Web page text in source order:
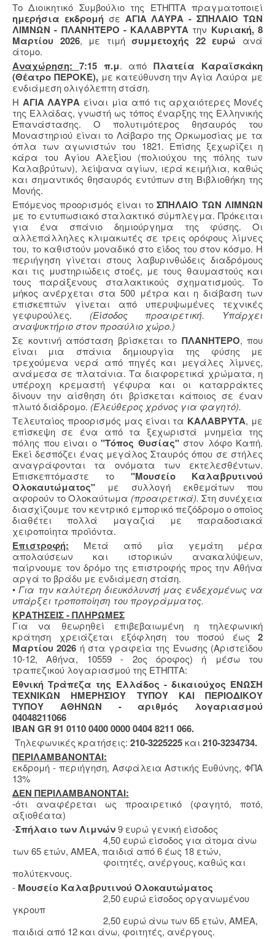
Το Διοικητικό Συμβούλιο της ΕΤΗΠΤΑ πραγματοποιεί
ημερήσια εκδρομήσε ΑΓΙΑ ΛΑΥΡΑ - ΣΠΗΛΑΙΟ ΤΩΝ
ΛΙΜΝΩΝ - ΠΛΑΝΗΤΕΡΟ - ΚΑΛΑΒΡΥΤΑ την Κυριακή, 8
Μαρτίου 2026, με τιμή συμμετοχής 22 ευρώ ανά
άτομο.
Αναχώρηση: 7:15 π.μ. απόΠλατεία Καραϊσκάκη
(Θέατρο ΠΕΡΟΚΕ),με κατεύθυνση την Αγία Λαύρα με
ενδιάμεση ολιγόλεπτη στάση.
Η ΑΓΙΑ ΛΑΥΡΑ είναι μία από τις αρχαιότερες Μονές
της Ελλάδας, γνωστή ως τόπος έναρξης της Ελληνικής
Επανάστασης. Ο πολυτιμότερος θησαυρός του
Μοναστηριού είναι το Λάβαρο της Ορκωμοσίας με τα
όπλα των αγωνιστών του 1821. Επίσης ξεχωρίζει η
κάρα του Αγίου Αλεξίου (πολιούχου της πόλης των
Καλαβρύτων), λείψανα αγίων, ιερά κειμήλια, καθώς
και σημαντικός θησαυρός εντύπων στη Βιβλιοθήκη της
Μονής.
Επόμενος προορισμός είναι τοΣΠΗΛΑΙΟ ΤΩΝ ΛΙΜΝΩΝ
με το εντυπωσιακό σταλακτικό σύμπλεγμα. Πρόκειται
για ένα σπάνιο δημιούργημα της φύσης. Οι
αλλεπάλληλες κλιμακωτές σε τρεις ορόφους λίμνες
του, το καθιστούν μοναδικό στο είδος του στον κόσμο. Η
περιήγηση γίνεται στους λαβυρινθώδεις διαδρόμους
και τις μυστηριώδεις στοές, με τους θαυμαστούς και
τους παράξενους σταλακτικούς σχηματισμούς. Το
μήκος ανέρχεται στα 500 μέτρα και η διάβαση των
επισκεπτών γίνεται από υπερυψωμένες τεχνικές
γεφυρούλες. (Είσοδος προαιρετική. Υπάρχει
αναψυκτήριο στον προαύλιο χώρο.)
Σε κοντινή απόσταση βρίσκεται το ΠΛΑΝΗΤΕΡΟ, που
είναι μια σπάνια δημιουργία της φύσης με
τρεχούμενα νερά από πηγές και μεγάλες λίμνες,
ανάμεσα σε πλατάνια. Τα διαφορετικά χρώματα, η
υπέροχη κρεμαστή γέφυρα και οι καταρράκτες
δίνουν την αίσθηση ότι βρίσκεται κάποιος σε έναν
πλωτό διάδρομο. (Ελεύθερος χρόνος για φαγητό).
Τελευταίος προορισμός μας είναι τα ΚΑΛΑΒΡΥΤΑ, με
επίσκεψη σε ένα από τα ξεχωριστά μνημεία της
πόλης που είναι ο "Τόπος Θυσίας"στον λόφο Καπή.
Εκεί δεσπόζει ένας μεγάλος Σταυρός όπου σε στήλες
αναγράφονται τα ονόματα των εκτελεσθέντων.
Επισκεπτόμαστε το "Μουσείο Καλαβρυτινού
Ολοκαυτώματος" με συλλογή εκθεμάτων που
αφορούν το Ολοκαύτωμα (προαιρετικά). Στη συνέχεια
διασχίζουμε τον κεντρικό εμπορικό πεζόδρομο ο οποίος
διαθέτει πολλά μαγαζιά με παραδοσιακά
χειροποίητα προϊόντα.
Επιστροφή: Μετά από μία γεμάτη μέρα
απολαύσεων και ιστορικών ανακαλύψεων,
παίρνουμε τον δρόμο της επιστροφής προς την Αθήνα
αργά το βράδυ με ενδιάμεση στάση.
• Για την καλύτερη διευκόλυνσή μας ενδεχομένως να
υπάρξει τροποποίηση του προγράμματος.
KΡΑΤΗΣΕΙΣ - ΠΛΗΡΩΜΕΣ
Για να θεωρηθεί επιβεβαιωμένη η τηλεφωνική
κράτηση χρειάζεται εξόφληση του ποσού έως 2
Μαρτίου 2026 ή στα γραφεία της Ένωσης (Αριστείδου
10-12, Αθήνα, 10559 - 2ος όροφος) ή μέσω του
τραπεζικού λογαριασμού της ΕΤΗΠΤΑ:
Εθνική Τράπεζα της Ελλάδος - δικαιούχος ΕΝΩΣΗ
ΤΕΧΝΙΚΩΝ ΗΜΕΡΗΣΙΟΥ ΤΥΠΟΥ ΚΑΙ ΠΕΡΙΟΔΙΚΟΥ
ΤΥΠΟΥ ΑΘΗΝΩΝ - αριθμός λογαριασμού
04048211066
IBAN GR 91 0110 0400 0000 0404 8211 066.
Τηλεφωνικές κρατήσεις: 210-3225225και 210-3234734.
ΠΕΡΙΛΑΜΒΑΝΟΝΤΑΙ:
εκδρομή - περιήγηση, Ασφάλεια Αστικής Ευθύνης, ΦΠΑ
13%
ΔΕΝ ΠΕΡΙΛΑΜΒΑΝΟΝΤΑΙ:
-ότι αναφέρεται ως προαιρετικό (φαγητό, ποτό,
αξιοθέατα)
-Σπήλαιο των Λιμνών9 ευρώ γενική είσοδος
4,50 ευρώ είσοδος για άτομα άνω
των 65 ετών, ΑΜΕΑ, παιδιά από 6 έως 18 ετών,
φοιτητές, ανέργους, καθώς και
πολύτεκνους.
- Μουσείο Καλαβρυτινού Ολοκαυτώματος
2,50 ευρώ είσοδος οργανωμένου
γκρουπ
2,50 ευρώ άνω των 65 ετών, ΑΜΕΑ,
παιδιά από 12 και άνω, φοιτητές, ανέργους.